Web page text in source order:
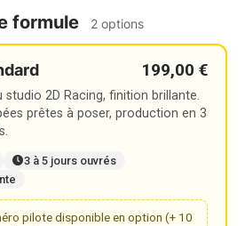
formule 2 options
199,00 €
studio 2D Racing, finition brillante.
prêtes à poser, production en 3
3 à 5 jours ouvrés
pilote disponible en option (+ 10